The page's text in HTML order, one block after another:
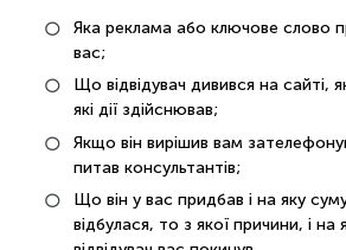
Яка реклама або ключове слово
вас;
Що відвідувач дивився на сайті,
які дії здійснював;
Якщо він вирішив вам
питав консультантів;
Що він у вас придбав і на яку
відбулася, то з якої причини, і на